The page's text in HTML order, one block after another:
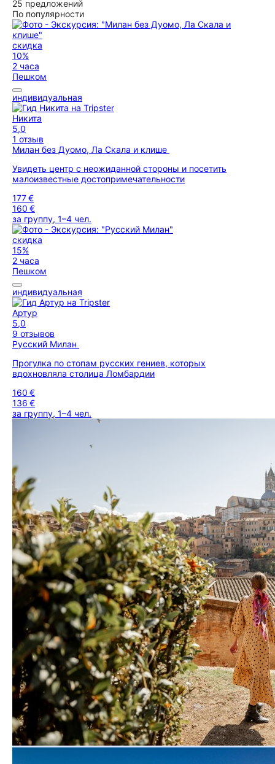
25 предложений
По популярности
скидка
10%
2 часа
Пешком
индивидуальная
Никита
5,0
1 отзыв
Милан без Дуомо, Ла Скала и клише
Увидеть центр с неожиданной стороны и посетить
малоизвестные достопримечательности
177 €
160 €
за группу, 1–4 чел.
скидка
15%
2 часа
Пешком
индивидуальная
Артур
5,0
9 отзывов
Русский Милан
Прогулка по стопам русских гениев, которых
вдохновляла столица Ломбардии
160 €
136 €
за группу, 1–4 чел.